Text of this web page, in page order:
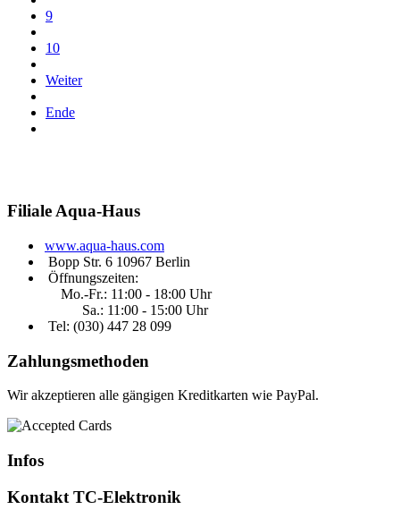
9
10
Weiter
Ende
Filiale Aqua-Haus
www.aqua-haus.com
Bopp Str. 6 10967 Berlin
Öffnungszeiten:
Mo.-Fr.: 11:00 - 18:00 Uhr
Sa.: 11:00 - 15:00 Uhr
Tel: (030) 447 28 099
Zahlungsmethoden
Wir akzeptieren alle gängigen Kreditkarten wie PayPal.
Infos
Kontakt TC-Elektronik